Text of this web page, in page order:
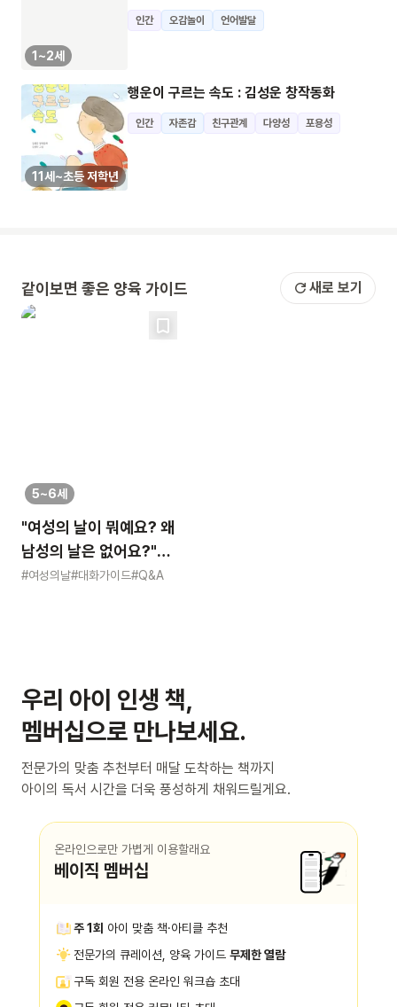
1~2세
인간 오감놀이 언어발달
11세~초등 저학년
행운이 구르는 속도 : 김성운 창작동화
인간 자존감 친구관계 다양성 포용성
같이보면 좋은 양육 가이드 새로 보기
5~6세
"여성의 날이 뭐예요? 왜
남성의 날은 없어요?"
묻는 어린이에게 이렇게
#여성의날#대화가이드#Q&A
우리 아이 인생 책,
멤버십으로 만나보세요.
전문가의 맞춤 추천부터 매달 도착하는 책까지
아이의 독서 시간을 더욱 풍성하게 채워드릴게요.
온라인으로만 가볍게 이용할래요
베이직 멤버십
주 1회 아이 맞춤 책·아티클 추천
전문가의 큐레이션, 양육 가이드 무제한 열람
구독 회원 전용 온라인 워크숍 초대